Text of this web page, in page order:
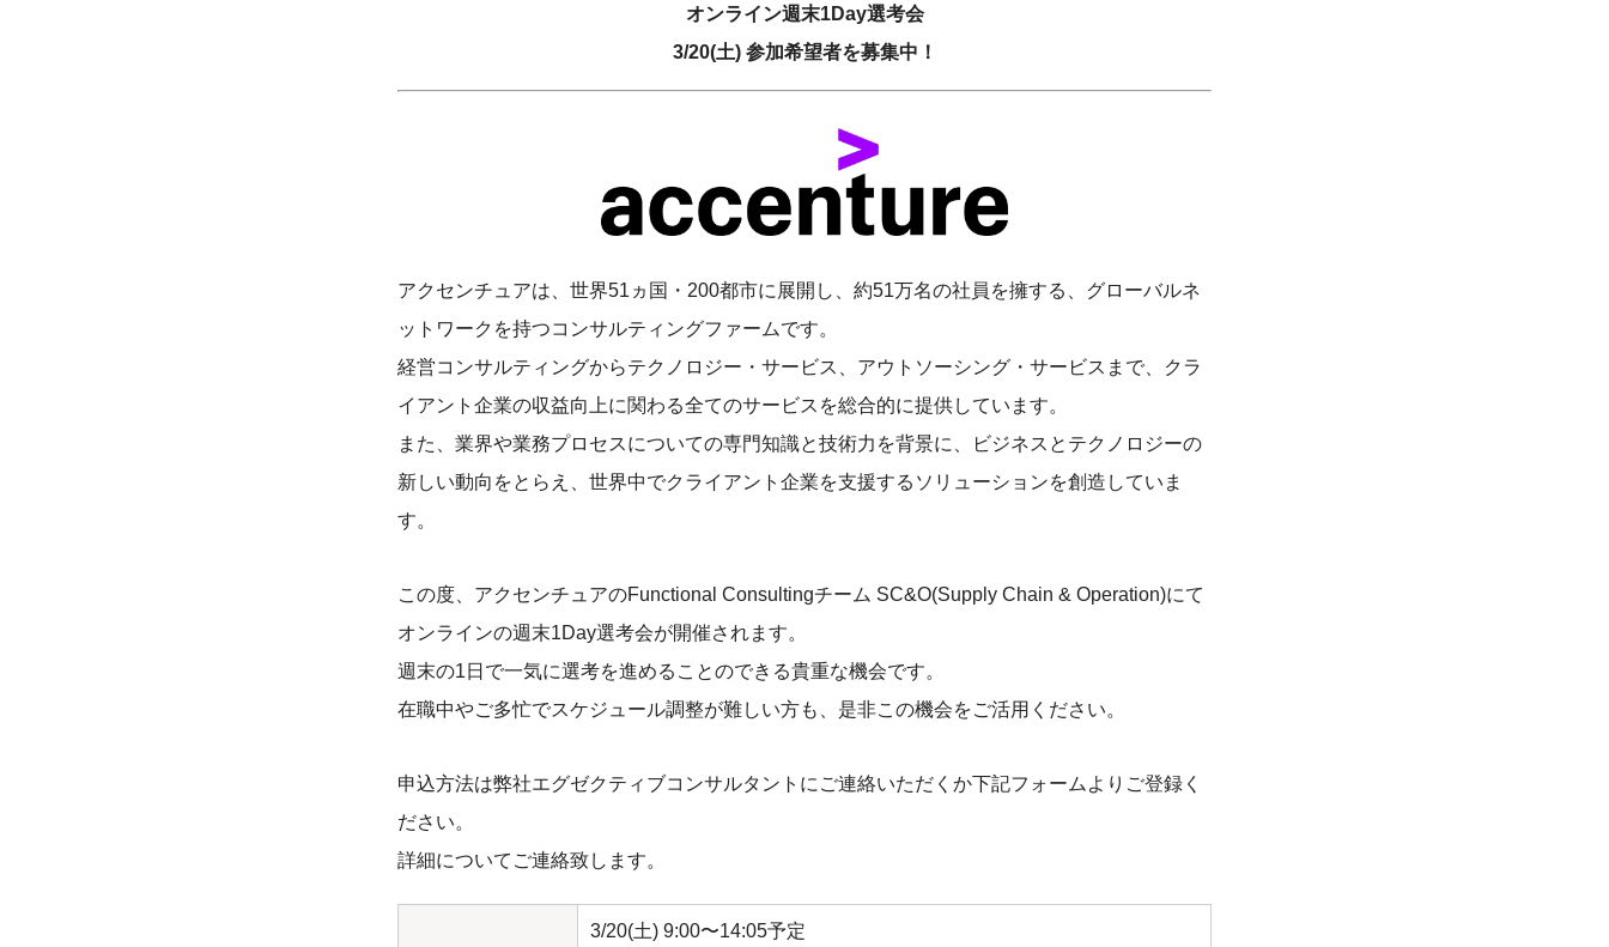
オンライン週末1Day選考会
3/20(土) 参加希望者を募集中！
アクセンチュアは、世界51ヵ国・200都市に展開し、約51万名の社員を擁する、グローバルネ
ットワークを持つコンサルティングファームです。
経営コンサルティングからテクノロジー・サービス、アウトソーシング・サービスまで、クラ
イアント企業の収益向上に関わる全てのサービスを総合的に提供しています。
また、業界や業務プロセスについての専門知識と技術力を背景に、ビジネスとテクノロジーの
新しい動向をとらえ、世界中でクライアント企業を支援するソリューションを創造していま
す。
この度、アクセンチュアのFunctional Consultingチーム SC&O(Supply Chain & Operation)にて
オンラインの週末1Day選考会が開催されます。
週末の1日で一気に選考を進めることのできる貴重な機会です。
在職中やご多忙でスケジュール調整が難しい方も、是非この機会をご活用ください。
申込方法は弊社エグゼクティブコンサルタントにご連絡いただくか下記フォームよりご登録く
ださい。
詳細についてご連絡致します。
3/20(土) 9:00〜14:05予定